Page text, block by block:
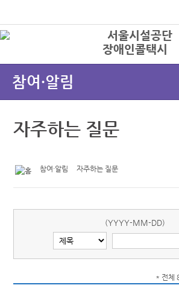
장애인콜택시
참여·알림
자주하는 질문
참여·알림 자주하는 질문
(YYYY-MM-DD)
* 전체